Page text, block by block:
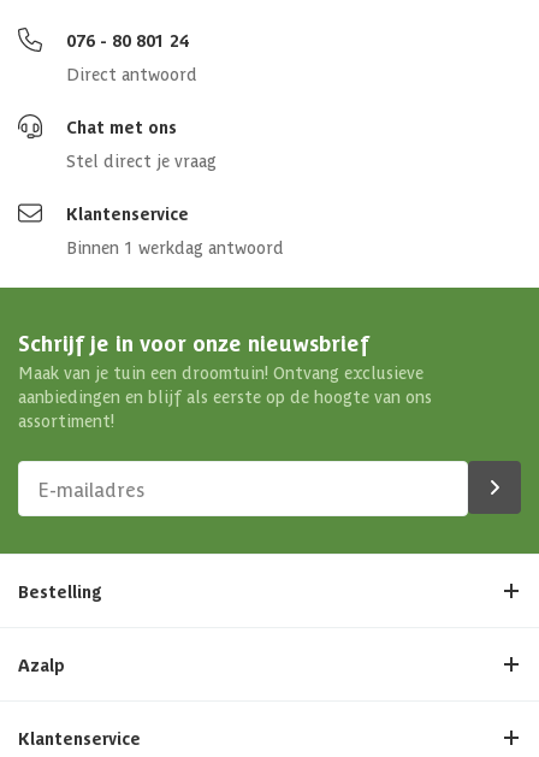
076 - 80 801 24
Direct antwoord
Chat met ons
Stel direct je vraag
Klantenservice
Binnen 1 werkdag antwoord
Schrijf je in voor onze nieuwsbrief
Maak van je tuin een droomtuin! Ontvang exclusieve
aanbiedingen en blijf als eerste op de hoogte van ons
assortiment!
Bestelling
Azalp
Klantenservice